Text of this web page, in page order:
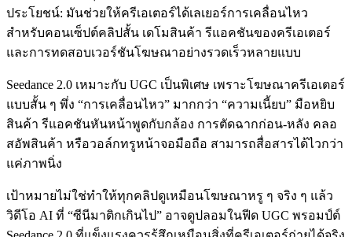
ประโยชน์: มันช่วยให้ครีเอเตอร์ได้เลเยอร์การเคลื่อนไหว
สำหรับคอนเซ็ปต์คลิปสั้น เดโมสินค้า รีแอคชันของครีเอเตอร์
และการทดสอบเวอร์ชันโฆษณาอย่างรวดเร็วหลายแบบ
Seedance 2.0 เหมาะกับ UGC เป็นพิเศษ เพราะโฆษณาครีเอเตอร์
แบบสั้น ๆ พึ่ง “การเคลื่อนไหว” มากกว่า “ความเนี้ยบ” มือหยิบ
สินค้า รีแอคชันหันหน้าพูดกับกล้อง การตัดฉากก่อน-หลัง คลอ
สอัพสินค้า หรือวอล์กทรูหน้าจอมือถือ สามารถสื่อสารได้ไวกว่า
แค่ภาพนิ่ง
เป้าหมายไม่ใช่ทำให้ทุกคลิปดูเหมือนโฆษณาหรู ๆ จริง ๆ แล้ว
วิดีโอ AI ที่ “ซีนีมาติกเกินไป” อาจดูปลอมในฟีด UGC พรอมป์ต์